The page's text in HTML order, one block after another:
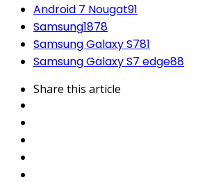
Android 7 Nougat91
Samsung1878
Samsung Galaxy S781
Samsung Galaxy S7 edge88
Share this article